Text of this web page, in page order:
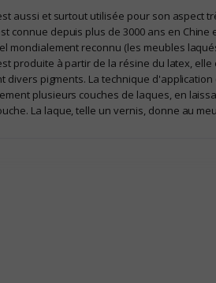
aussi et surtout utilisée pour son aspect
connue depuis plus de 3000 ans en
mondialement reconnu (les meubles
produite à partir de la résine du latex,
divers pigments. La technique
plusieurs couches de laques, en
La laque, telle un vernis, donne au